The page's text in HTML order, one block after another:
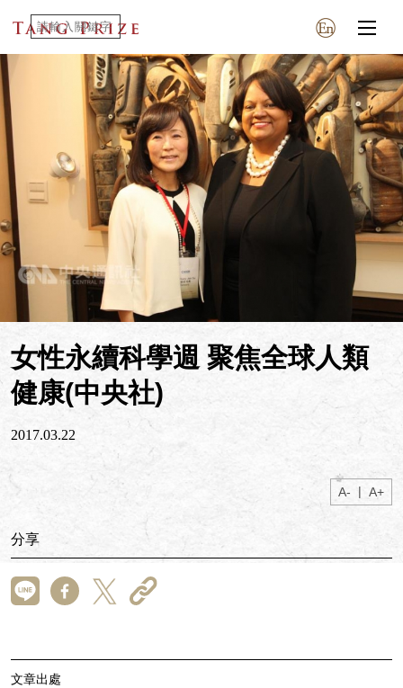
女性永續科學週 聚焦全球人類
健康(中央社)
2017.03.22
A- | A+
分享
文章出處